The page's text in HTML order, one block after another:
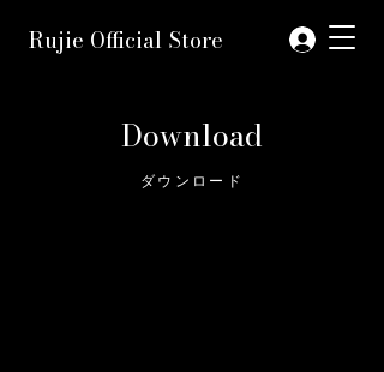
Rujie Official Store
Download
ダウンロード